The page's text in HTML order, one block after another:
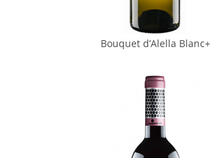
Bouquet d’Alella Blanc+